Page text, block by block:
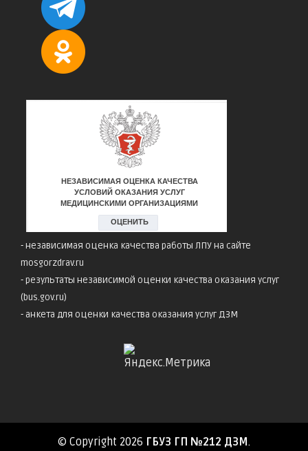
-независимая оценка качества работы ЛПУ на сайте
mosgorzdrav.ru
-результаты независимой оценки качества оказания услуг
(bus.gov.ru)
- анкета для оценки качества оказания услуг ДЗМ
© Copyright 2026 ГБУЗ ГП №212 ДЗМ.